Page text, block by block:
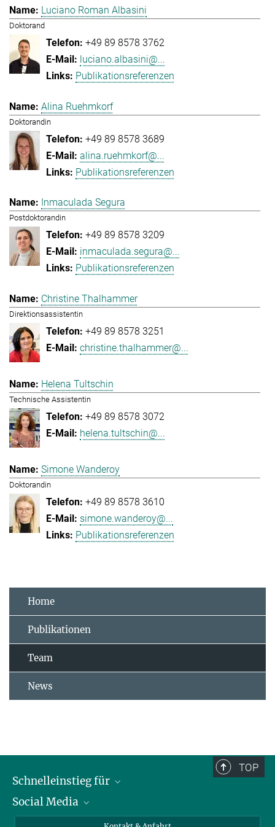
Luciano Roman Albasini
Doktorand
+49 89 8578 3762
luciano.albasini@...
Publikationsreferenzen
Alina Ruehmkorf
Doktorandin
+49 89 8578 3689
alina.ruehmkorf@...
Publikationsreferenzen
Inmaculada Segura
Postdoktorandin
+49 89 8578 3209
inmaculada.segura@...
Publikationsreferenzen
Christine Thalhammer
Direktionsassistentin
+49 89 8578 3251
christine.thalhammer@...
Helena Tultschin
Technische Assistentin
+49 89 8578 3072
helena.tultschin@...
Simone Wanderoy
Doktorandin
+49 89 8578 3610
simone.wanderoy@...
Publikationsreferenzen
Home
Publikationen
Team
News
TOP
Schnelleinstieg für
Journalist*innen
Social Media